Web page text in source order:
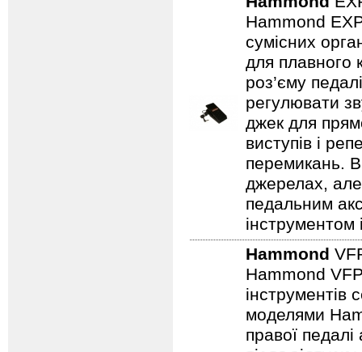
Hammond
сумісних
для плавного
роз’єму
регулювати
джек для
виступів і
перемикань.
джерелах,
педальним
інструментом
Hammond
Hammond
інструментів
моделями
правої